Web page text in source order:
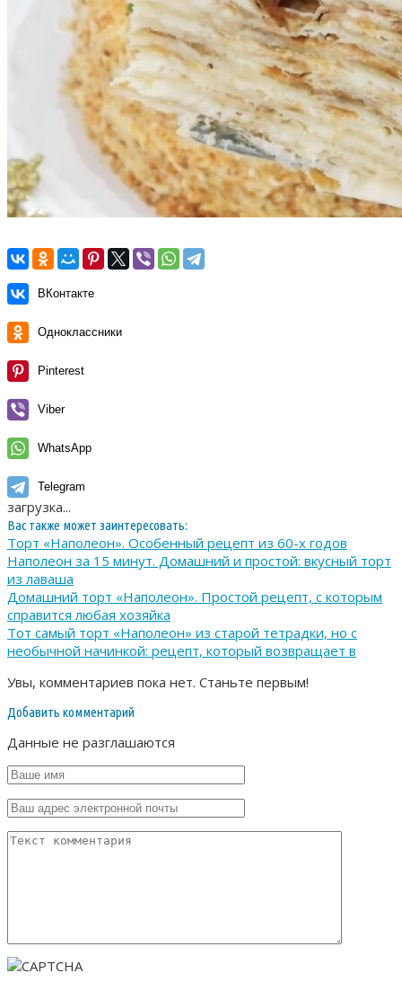
ВКонтакте
Одноклассники
Pinterest
Viber
WhatsApp
Telegram
загрузка...
Вас также может заинтересовать:
Торт «Наполеон». Особенный рецепт из 60-х годов
Наполеон за 15 минут. Домашний и простой: вкусный торт
из лаваша
Домашний торт «Наполеон». Простой рецепт, с которым
справится любая хозяйка
Тот самый торт «Наполеон» из старой тетрадки, но с
необычной начинкой: рецепт, который возвращает в
Увы, комментариев пока нет. Станьте первым!
Добавить комментарий
Данные не разглашаются